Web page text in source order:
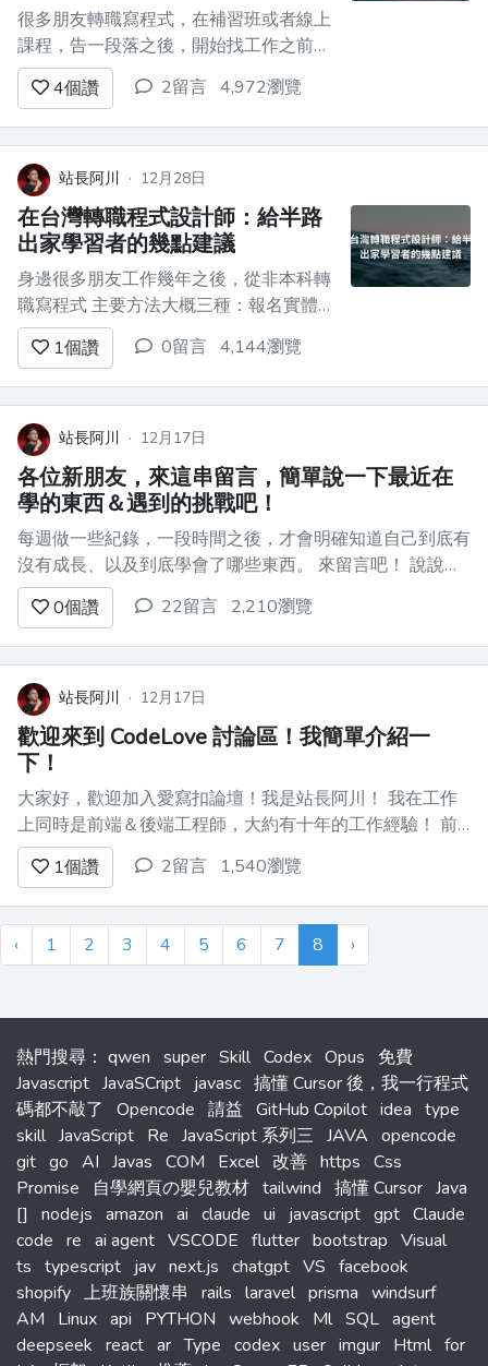
很多朋友轉職寫程式，在補習班或者線上
課程，告一段落之後，開始找工作之前，
會整理作品集 關於作品集，簡單給大家
一些建議 ## 作品集有用嗎？ 公司在徵人
的時候，其實來應徵的人五花八門 滿多
人看起來，根本不會寫程式，連最基本的
小網頁或者小程式都寫不出來 連基本技
能都沒有準備...
4個讚 2留言 4,972瀏覽
站長阿川 · 12月28日
在台灣轉職程式設計師：給半路
出家學習者的幾點建議
身邊很多朋友工作幾年之後，從非本科轉
職寫程式 主要方法大概三種：報名實體
課程、報名線上課程、買線上課程自學
## 報名實體課程 資策會、程式補習班，
都屬於此類 需要本人實際到教室，由老
師上課 這種課程通常需要耗時數個月，
費用會在新台幣十萬上下 好處是有同學
一起、有...
1個讚 0留言 4,144瀏覽
站長阿川 · 12月17日
各位新朋友，來這串留言，簡單說一下最近在
學的東西＆遇到的挑戰吧！
每週做一些紀錄，一段時間之後，才會明確知道自己到底有
沒有成長、以及到底學會了哪些東西。 來留言吧！ 說說看
最近在學什麼技術＆覺得什麼部份特別難！ 大家也可以針
對大家的留言，分別回覆一些建議＆指引方向！ 留言吧！
養成紀錄的習慣，絕對是一個好習慣！
0個讚 22留言 2,210瀏覽
站長阿川 · 12月17日
歡迎來到 CodeLove 討論區！我簡單介紹一
下！
大家好，歡迎加入愛寫扣論壇！我是站長阿川！ 我在工作
上同時是前端＆後端工程師，大約有十年的工作經驗！ 前
端常用 JavaScript/React，後端常用 PHP/Laravel。 詳細技
能樹：https://www.toptal.com/resume/chuan-hao-you ...
1個讚 2留言 1,540瀏覽
‹ 1 2 3 4 5 6 7 8 ›
熱門搜尋 ： qwen super Skill Codex Opus
免費
Javascript JavaSCript javasc 搞懂 Cursor 後，我一行程式
碼都不敲了
Opencode 請益 GitHub Copilot idea type
skill JavaScript Re JavaScript 系列三 JAVA opencode
git go AI Javas COM Excel 改善 https Css
Promise
自學網頁の嬰兒教材 tailwind 搞懂 Cursor Java
[]
nodejs amazon ai claude ui javascript gpt Claude
code re ai agent VSCODE flutter bootstrap Visual
ts typescript jav next.js chatgpt VS facebook
shopify 上班族關懷串 rails laravel prisma windsurf
AM
Linux api PYTHON webhook Ml SQL agent
deepseek react ar Type codex user imgur Html for